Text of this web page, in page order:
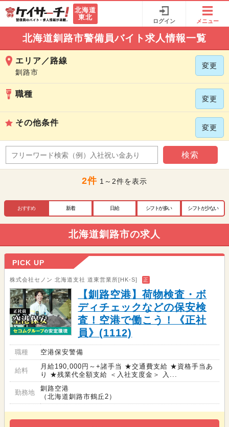
北海道
東北
ログイン メニュー
北海道釧路市警備員バイト求人情報一覧
エリア／路線
釧路市
変更
職種
変更
その他条件
変更
検索
2件 1～2件を表示
おすすめ 新着 日給 シフトが多い シフトが少ない
北海道釧路市の求人
PICK UP
株式会社セノン 北海道支社 道東営業所[HK-S] 正
【釧路空港】荷物検査・ボ
ディチェックなどの保安検
査！空港で働こう！《正社
員》(1112)
職種 空港保安警備
給料
月給190,000円～+諸手当 ★交通費支給 ★資格手当あ
り ★残業代全額支給 ＜入社支度金＞ 入...
勤務地
釧路空港
（北海道釧路市鶴丘2）